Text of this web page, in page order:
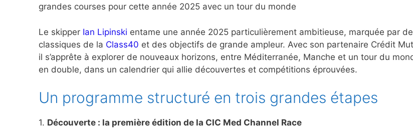
grandes courses pour cette année 2025 avec un tour du monde
Le skipper Ian Lipinski entame une année 2025 particulièrement ambitieuse, marquée par
classiques de la Class40 et des objectifs de grande ampleur. Avec son partenaire Crédit
il s’apprête à explorer de nouveaux horizons, entre Méditerranée, Manche et un tour du
en double, dans un calendrier qui allie découvertes et compétitions éprouvées.
Un programme structuré en trois grandes étapes
1. Découverte : la première édition de la CIC Med Channel Race